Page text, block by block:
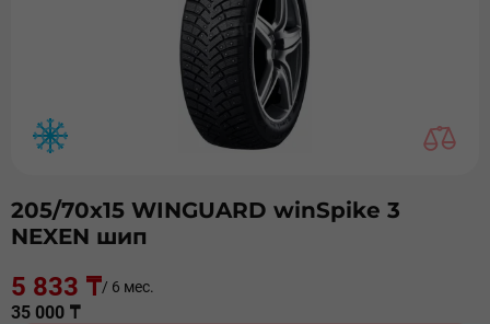
205/70х15 WINGUARD winSpike 3
NEXEN шип
5 833 ₸/ 6 мес.
35 000 ₸